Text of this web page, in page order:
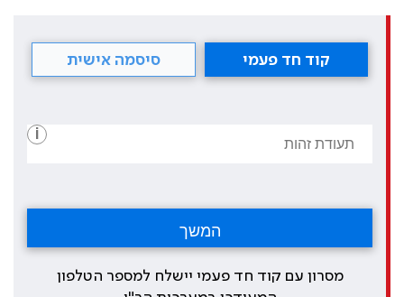
קוד חד פעמי סיסמה אישית
i
מסרון עם קוד חד פעמי יישלח למספר הטלפון